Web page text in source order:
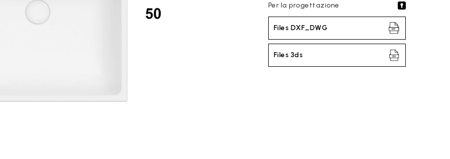
Per la progettazione
Files DXF_DWG
Files 3ds